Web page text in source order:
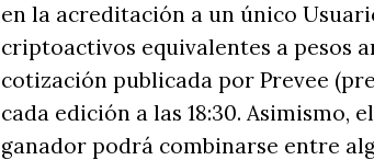
en la acreditación a un único
criptoactivos equivalentes a pesos
cotización publicada por Prevee
cada edición a las 18:30.
ganador podrá combinarse entre